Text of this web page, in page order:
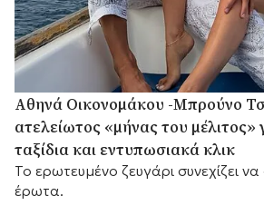
Αθηνά Οικονομάκου -Μπρούνο
ατελείωτος «μήνας του
ταξίδια και εντυπωσιακά κλικ
Το ερωτευμένο ζευγάρι συνεχίζει
έρωτα.